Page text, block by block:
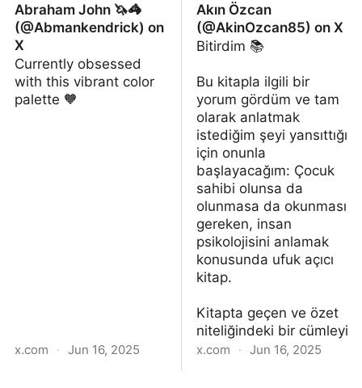
Abraham John 🦄🦓
(@Abmankendrick) on
X
Currently obsessed
with this vibrant color
palette 🧡
x.com · Jun 16, 2025
Akın Özcan
(@AkinOzcan85) on X
Bitirdim 📚
Bu kitapla ilgili bir
yorum gördüm ve tam
olarak anlatmak
istediğim şeyi yansıttığı
için onunla
başlayacağım: Çocuk
sahibi olunsa da
olunmasa da okunması
gereken, insan
psikolojisini anlamak
konusunda ufuk açıcı
kitap.
Kitapta geçen ve özet
niteliğindeki bir cümleyi
x.com · Jun 16, 2025